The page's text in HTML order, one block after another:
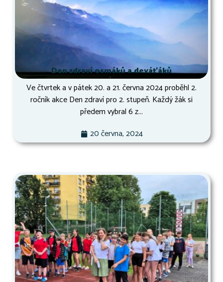
Den zdraví osmáků a deváťáků
Ve čtvrtek a v pátek 20. a 21. června 2024 proběhl 2.
ročník akce Den zdraví pro 2. stupeň. Každý žák si
předem vybral 6 z...
20 června, 2024